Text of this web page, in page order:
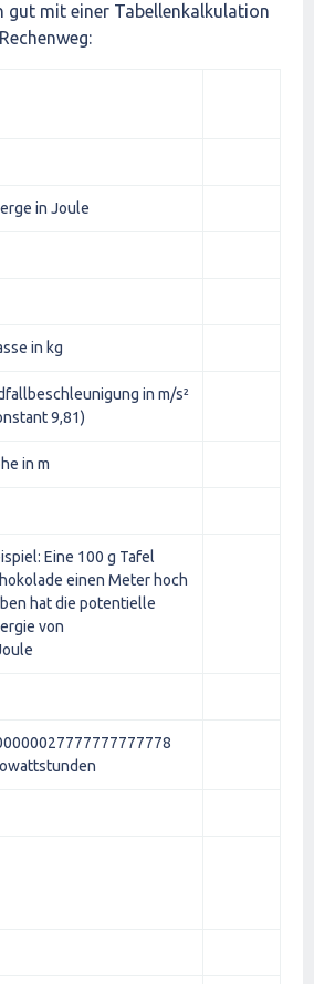
gut mit einer Tabellenkalkulation
in Joule
in kg
in m/s²
9,81)
in m
Eine 100 g Tafel
einen Meter hoch
hat die potentielle
von